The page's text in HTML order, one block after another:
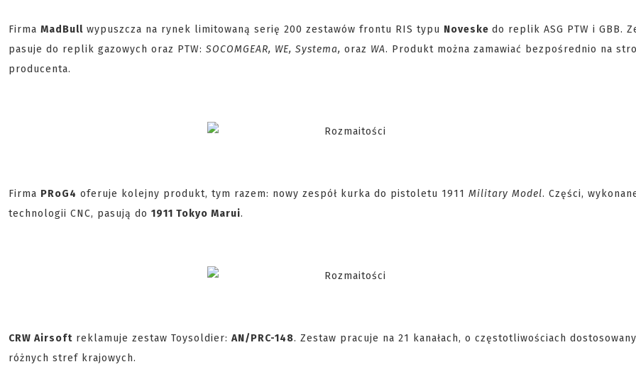
Firma MadBull wypuszcza na rynek limitowaną serię 200 zestawów frontu RIS typu Noveske do replik ASG PTW i GBB.
pasuje do replik gazowych oraz PTW: SOCOMGEAR, WE, Systema, oraz WA. Produkt można zamawiać bezpośrednio na
producenta.
Firma PRoG4 oferuje kolejny produkt, tym razem: nowy zespół kurka do pistoletu 1911 Military Model. Części,
technologii CNC, pasują do 1911 Tokyo Marui.
CRW Airsoft reklamuje zestaw Toysoldier: AN/PRC-148. Zestaw pracuje na 21 kanałach, o częstotliwościach
różnych stref krajowych.